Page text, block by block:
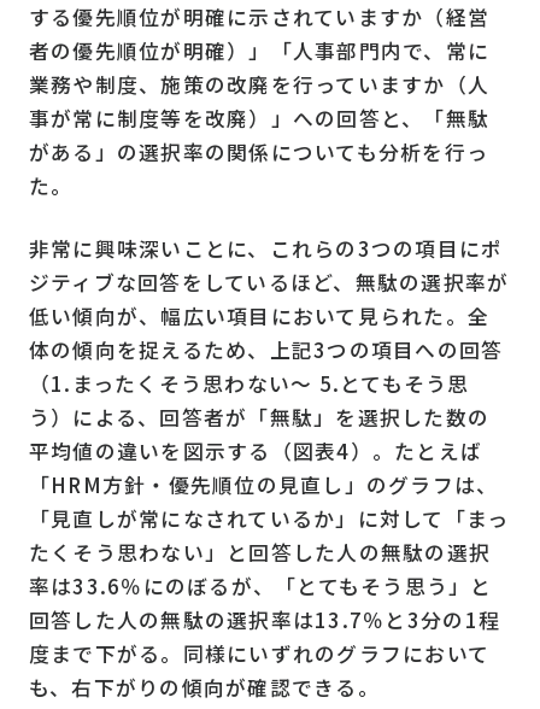
する優先順位が明確に示されていますか（経営
者の優先順位が明確）」「人事部門内で、常に
業務や制度、施策の改廃を行っていますか（人
事が常に制度等を改廃）」への回答と、「無駄
がある」の選択率の関係についても分析を行っ
た。
非常に興味深いことに、これらの3つの項目にポ
ジティブな回答をしているほど、無駄の選択率が
低い傾向が、幅広い項目において見られた。全
体の傾向を捉えるため、上記3つの項目への回答
（1.まったくそう思わない〜 5.とてもそう思
う）による、回答者が「無駄」を選択した数の
平均値の違いを図示する（図表4）。たとえば
「HRM方針・優先順位の見直し」のグラフは、
「見直しが常になされているか」に対して「まっ
たくそう思わない」と回答した人の無駄の選択
率は33.6％にのぼるが、「とてもそう思う」と
回答した人の無駄の選択率は13.7％と3分の 1程
度まで下がる。同様にいずれのグラフにおいて
も、右下がりの傾向が確認できる。